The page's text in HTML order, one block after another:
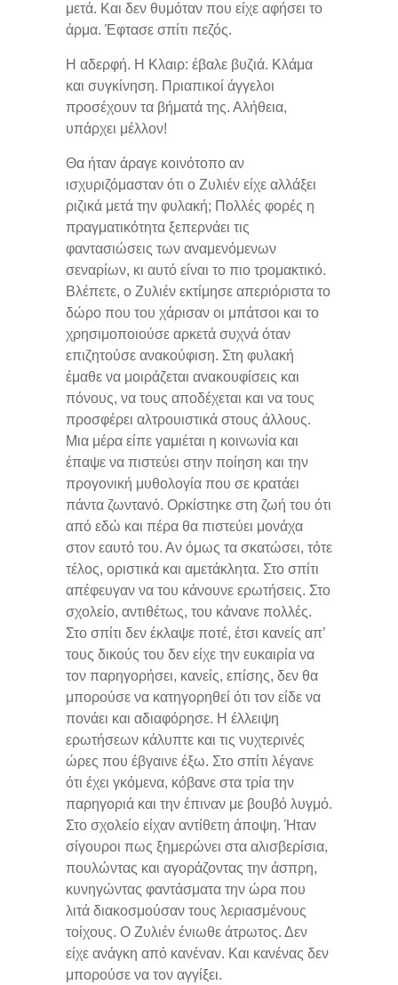
μετά. Και δεν θυμόταν που είχε αφήσει το
άρμα. Έφτασε σπίτι πεζός.
Η αδερφή. Η Κλαιρ: έβαλε βυζιά. Κλάμα
και συγκίνηση. Πριαπικοί άγγελοι
προσέχουν τα βήματά της. Αλήθεια,
υπάρχει μέλλον!
Θα ήταν άραγε κοινότοπο αν
ισχυριζόμασταν ότι ο Ζυλιέν είχε αλλάξει
ριζικά μετά την φυλακή; Πολλές φορές η
πραγματικότητα ξεπερνάει τις
φαντασιώσεις των αναμενόμενων
σεναρίων, κι αυτό είναι το πιο τρομακτικό.
Βλέπετε, ο Ζυλιέν εκτίμησε απεριόριστα το
δώρο που του χάρισαν οι μπάτσοι και το
χρησιμοποιούσε αρκετά συχνά όταν
επιζητούσε ανακούφιση. Στη φυλακή
έμαθε να μοιράζεται ανακουφίσεις και
πόνους, να τους αποδέχεται και να τους
προσφέρει αλτρουιστικά στους άλλους.
Μια μέρα είπε γαμιέται η κοινωνία και
έπαψε να πιστεύει στην ποίηση και την
προγονική μυθολογία που σε κρατάει
πάντα ζωντανό. Ορκίστηκε στη ζωή του ότι
από εδώ και πέρα θα πιστεύει μονάχα
στον εαυτό του. Αν όμως τα σκατώσει, τότε
τέλος, οριστικά και αμετάκλητα. Στο σπίτι
απέφευγαν να του κάνουνε ερωτήσεις. Στο
σχολείο, αντιθέτως, του κάνανε πολλές.
Στο σπίτι δεν έκλαψε ποτέ, έτσι κανείς απ’
τους δικούς του δεν είχε την ευκαιρία να
τον παρηγορήσει, κανείς, επίσης, δεν θα
μπορούσε να κατηγορηθεί ότι τον είδε να
πονάει και αδιαφόρησε. Η έλλειψη
ερωτήσεων κάλυπτε και τις νυχτερινές
ώρες που έβγαινε έξω. Στο σπίτι λέγανε
ότι έχει γκόμενα, κόβανε στα τρία την
παρηγοριά και την έπιναν με βουβό λυγμό.
Στο σχολείο είχαν αντίθετη άποψη. Ήταν
σίγουροι πως ξημερώνει στα αλισβερίσια,
πουλώντας και αγοράζοντας την άσπρη,
κυνηγώντας φαντάσματα την ώρα που
λιτά διακοσμούσαν τους λεριασμένους
τοίχους. Ο Ζυλιέν ένιωθε άτρωτος. Δεν
είχε ανάγκη από κανέναν. Και κανένας δεν
μπορούσε να τον αγγίξει.